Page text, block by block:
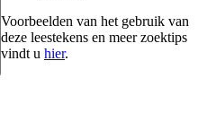
Voorbeelden van het gebruik van
deze leestekens en meer zoektips
vindt u hier.